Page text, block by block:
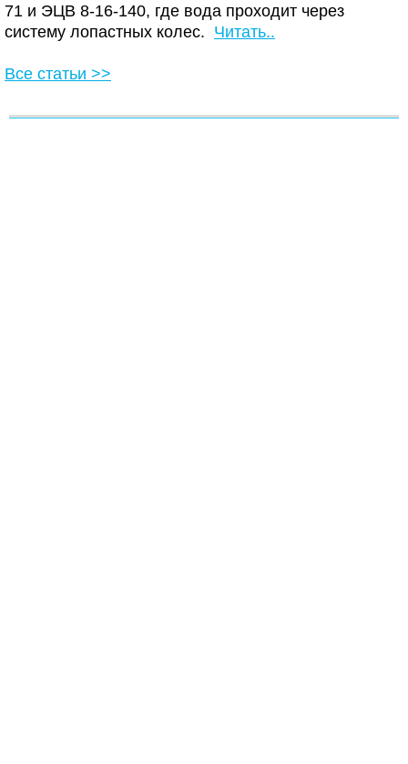
71 и ЭЦВ 8-16-140, где вода проходит через
систему лопастных колес. Читать..
Все статьи >>